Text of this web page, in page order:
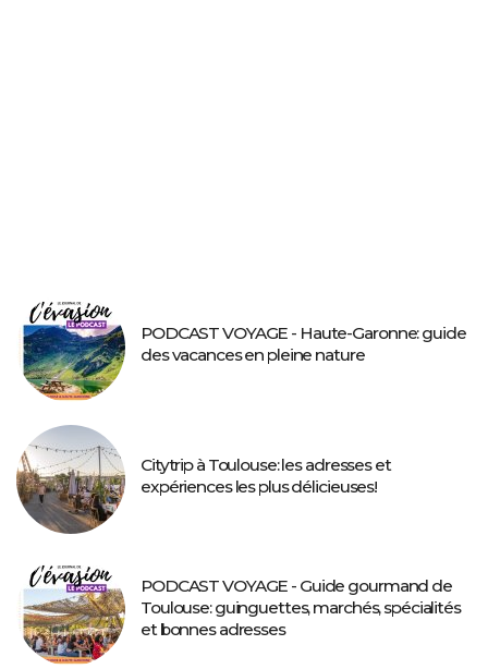
PODCAST VOYAGE - Haute-Garonne: guide
des vacances en pleine nature
Citytrip à Toulouse: les adresses et
expériences les plus délicieuses!
PODCAST VOYAGE - Guide gourmand de
Toulouse: guinguettes, marchés, spécialités
et bonnes adresses